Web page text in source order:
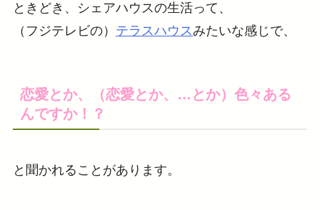
ときどき、シェアハウスの生活って、
（フジテレビの） テラスハウスみたいな感じで、
恋愛とか、（恋愛とか、…とか）色々ある
んですか！？
と聞かれることがあります。